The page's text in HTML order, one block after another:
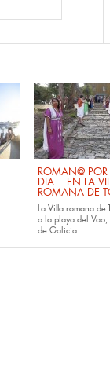
ROMAN@
DIA... EN LA
ROMANA DE
La Villa romana de
a la playa del Vao,
de Galicia...